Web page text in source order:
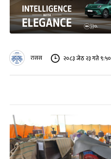
रासस २०८३ जेठ २३ गते ९:५०